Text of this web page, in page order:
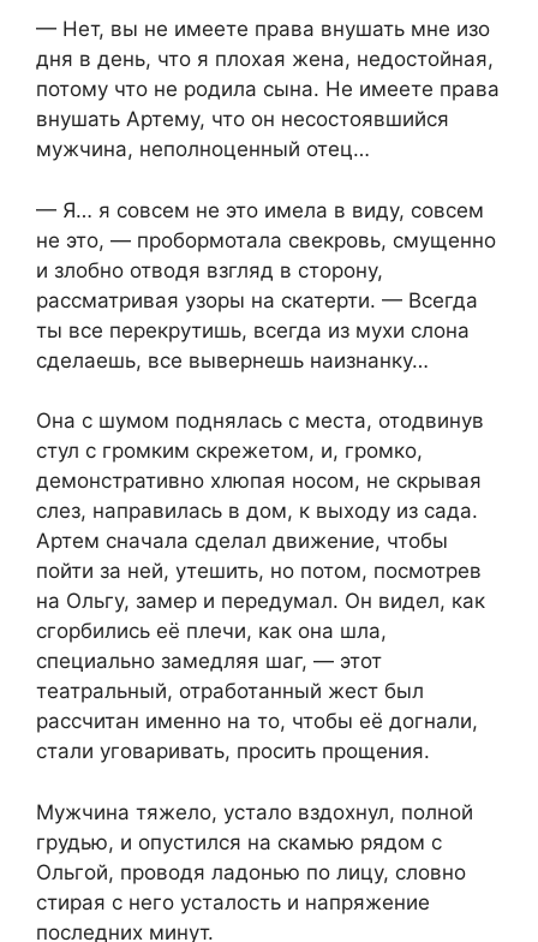
— Нет, вы не имеете права внушать мне изо
дня в день, что я плохая жена, недостойная,
потому что не родила сына. Не имеете права
внушать Артему, что он несостоявшийся
мужчина, неполноценный отец…
— Я… я совсем не это имела в виду, совсем
не это, — пробормотала свекровь, смущенно
и злобно отводя взгляд в сторону,
рассматривая узоры на скатерти. — Всегда
ты все перекрутишь, всегда из мухи слона
сделаешь, все вывернешь наизнанку…
Она с шумом поднялась с места, отодвинув
стул с громким скрежетом, и, громко,
демонстративно хлюпая носом, не скрывая
слез, направилась в дом, к выходу из сада.
Артем сначала сделал движение, чтобы
пойти за ней, утешить, но потом, посмотрев
на Ольгу, замер и передумал. Он видел, как
сгорбились её плечи, как она шла,
специально замедляя шаг, — этот
театральный, отработанный жест был
рассчитан именно на то, чтобы её догнали,
стали уговаривать, просить прощения.
Мужчина тяжело, устало вздохнул, полной
грудью, и опустился на скамью рядом с
Ольгой, проводя ладонью по лицу, словно
стирая с него усталость и напряжение
последних минут.